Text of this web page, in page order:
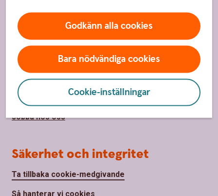
Godkänn alla cookies
Bara nödvändiga cookies
Cookie-inställningar
Om oss
Om Sparbanken Tanum
Vad är en sparbank?
Så ger vi tillbaka
Hållbarhet
Jobba hos oss
Säkerhet och integritet
Ta tillbaka cookie-medgivande
Så hanterar vi cookies